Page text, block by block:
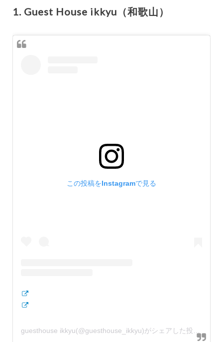
1. Guest House ikkyu（和歌山）
この投稿をInstagramで見る